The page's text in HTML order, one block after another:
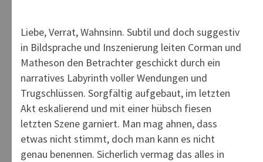
Liebe, Verrat, Wahnsinn. Subtil und doch suggestiv
in Bildsprache und Inszenierung leiten Corman und
Matheson den Betrachter geschickt durch ein
narratives Labyrinth voller Wendungen und
Trugschlüssen. Sorgfältig aufgebaut, im letzten
Akt eskalierend und mit einer hübsch fiesen
letzten Szene garniert. Man mag ahnen, dass
etwas nicht stimmt, doch man kann es nicht
genau benennen. Sicherlich vermag das alles in